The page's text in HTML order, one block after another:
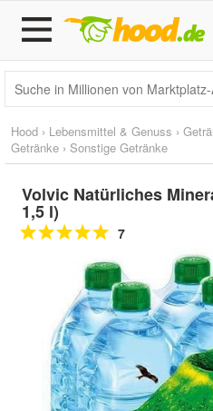
Hood › Lebensmittel & Genuss ›
Getränke › Sonstige Getränke
Volvic Natürliches
1,5 l)
7